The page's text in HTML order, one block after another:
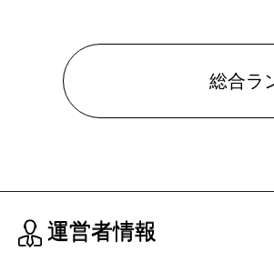
総合ラ
運営者情報